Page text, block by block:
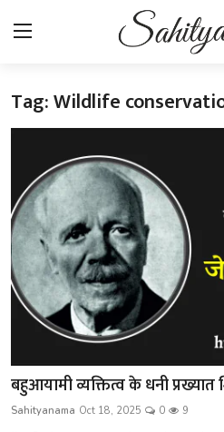
Login
स्वतंत्रता सेनानी
साहित्य समाचार
होम
कहानी
कविता
आलेख
शख्सियत
Tag: Wildlife
बहुआयामी व्यक्तित्व के धनी प्रख्यात
Sahityanama Oct 18, 2025 0 9